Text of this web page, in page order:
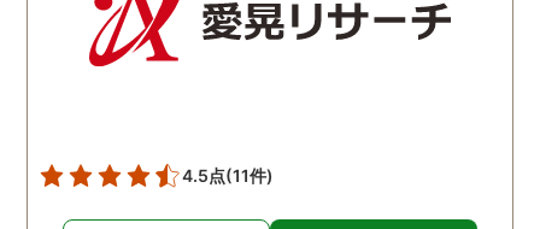
4.5点(11件)